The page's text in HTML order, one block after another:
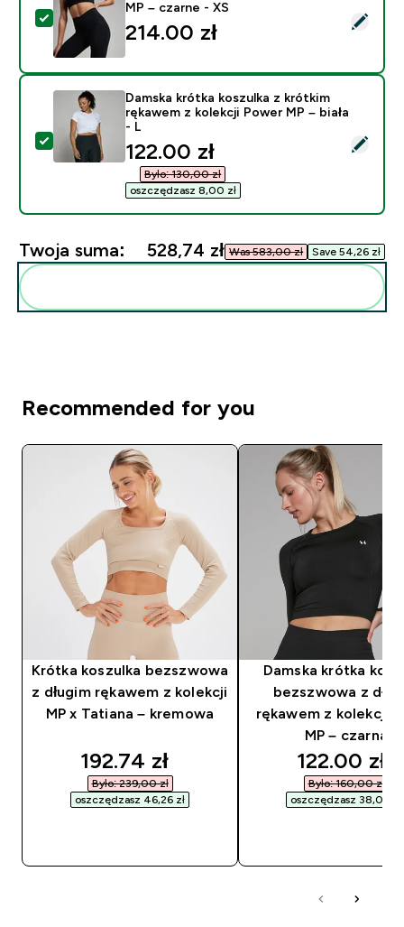
Wybierz ten produkt - Damskie legginsy z kolekcji
MP – czarne - XS
214.00 zł‎
Wybierz ten produkt - Damska krótka koszulka z
Damska krótka koszulka z krótkim
rękawem z kolekcji Power MP – biała
- L
discounted price
122.00 zł‎
Było: 130,00 zł‎
oszczędzasz 8,00 zł‎
Twoja suma: 528,74 zł‎ Was 583,00 zł‎ Save 54,26 zł‎
Recommended for you
Krótka koszulka bezszwowa
z długim rękawem z kolekcji
MP x Tatiana – kremowa
discounted price
192.74 zł‎
Było: 239,00 zł‎
oszczędzasz 46,26 zł‎
Damska krótka
bezszwowa z
rękawem z kolekcji
MP – czarna
122.00 zł‎
Było: 160,00 zł‎
oszczędzasz 38,00 zł‎